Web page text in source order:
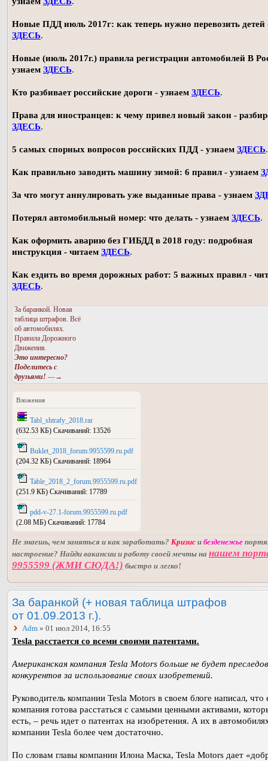
Новые ПДД июль 2017г: как теперь нужно перевозить детей
ЗДЕСЬ.
Новые (июль 2017г.) правила регистрации автомобилей В
узнаем ЗДЕСЬ.
Кто разбивает российские дороги - узнаем ЗДЕСЬ.
Права для иностранцев: к чему привел новый закон -
ЗДЕСЬ.
5 самых спорных вопросов российских ПДД - узнаем ЗДЕСЬ.
Как правильно заводить машину зимой: 6 правил - узнаем
За что могут аннулировать уже выданные права - узнаем
Потерял автомобильный номер: что делать - узнаем ЗДЕСЬ.
Как оформить аварию без ГИБДД в 2018 году: подробная
инструкция - читаем ЗДЕСЬ.
Как ездить во время дорожных работ: 5 важных правил -
ЗДЕСЬ.
За баранкой. Новая
таблица штрафов. Всё
об автомобилях.
Правила Дорожного
Движения.
Это интересно?
Поделитесь с
друзьями! —→
Вложения
Tabl_shtrafy_2018.rar
(632.53 КБ) Скачиваний: 13526
Buklet_2018_forum.9955599.ru.pdf
(204.32 КБ) Скачиваний: 18964
Table_2018_2_forum.9955599.ru.pdf
(251.9 КБ) Скачиваний: 17789
pdd-v-27.1-forum.9955599.ru.pdf
(2.08 МБ) Скачиваний: 17784
Не знаешь, чем заняться и как заработать? Кризис и безденежье
настроение? Найди вакансии и работу своей мечты на нашем
9955599 (ЖМИ СЮДА!) быстро и легко!
За баранкой (+ новая таблица штрафов
от 01.09.2013 г.).
Adm » 01 июл 2014, 16:55
Tesla расстается со всеми своими патентами.
Американская компания Tesla Motors больше не будет
конкурентов за использование своих изобретений.
Руководитель компании Tesla Motors в своем блоге написал, что
компания готова расстаться с самыми ценными активами,
есть, – речь идет о патентах на изобретения. А их в
компании Tesla более чем достаточно.
По словам главы компании Илона Маска, Tesla Motors дает